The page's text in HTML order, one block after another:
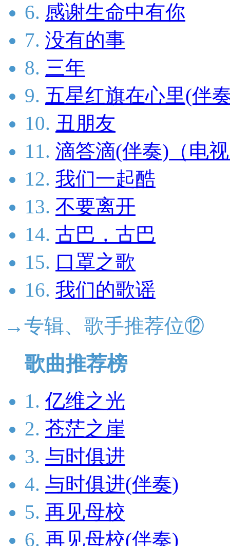
6. 感谢生命中有你
7. 没有的事
8. 三年
9. 五星红旗在心里(伴
10. 丑朋友
11. 滴答滴(伴奏)（电
12. 我们一起酷
13. 不要离开
14. 古巴，古巴
15. 口罩之歌
16. 我们的歌谣
→专辑、歌手推荐位⑫
歌曲推荐榜
1. 亿维之光
2. 苍茫之崖
3. 与时俱进
4. 与时俱进(伴奏)
5. 再见母校
6. 再见母校(伴奏)